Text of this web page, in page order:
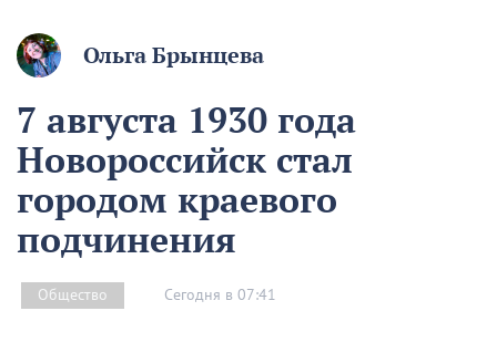
Ольга Брынцева
7 августа 1930 года
Новороссийск стал
городом краевого
подчинения
Общество Сегодня в 07:41